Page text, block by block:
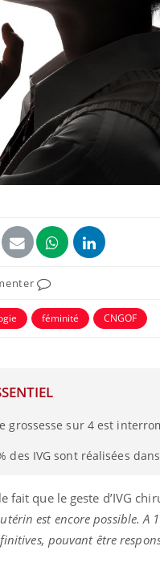
féminité CNGOF
grossesse sur 4 est
des IVG sont réalisées
que le geste d’IVG
est encore possible. A
pouvant être
ils aussi les os
dans la prise en
des femmes